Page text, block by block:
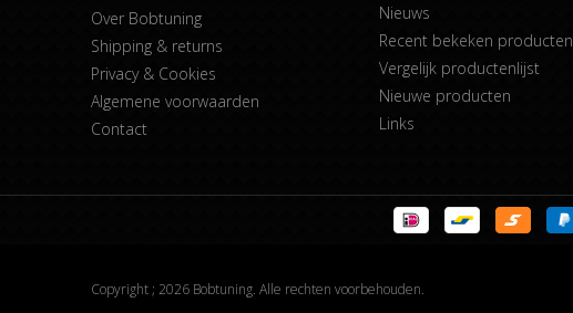
Over Bobtuning
Shipping & returns
Privacy & Cookies
Algemene voorwaarden
Contact
Nieuws
Recent bekeken producten
Vergelijk productenlijst
Nieuwe producten
Links
Copyright ; 2026 Bobtuning. Alle rechten voorbehouden.